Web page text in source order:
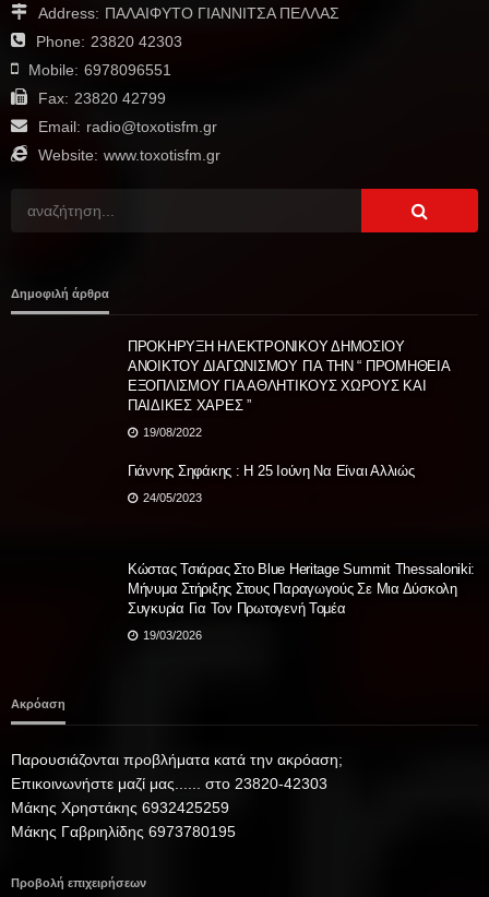
Address: ΠΑΛΑΙΦΥΤΟ ΓΙΑΝΝΙΤΣΑ ΠΕΛΛΑΣ
Phone: 23820 42303
Mobile: 6978096551
Fax: 23820 42799
Email: radio@toxotisfm.gr
Website: www.toxotisfm.gr
Δημοφιλή άρθρα
ΠΡΟΚΗΡΥΞΗ ΗΛΕΚΤΡΟΝΙΚΟΥ ΔΗΜΟΣΙΟΥ
ΑΝΟΙΚΤΟΥ ΔΙΑΓΩΝΙΣΜΟΥ ΓΙΑ ΤΗΝ “ ΠΡΟΜΗΘΕΙΑ
ΕΞΟΠΛΙΣΜΟΥ ΓΙΑ ΑΘΛΗΤΙΚΟΥΣ ΧΩΡΟΥΣ ΚΑΙ
ΠΑΙΔΙΚΕΣ ΧΑΡΕΣ ”
19/08/2022
Γιάννης Σηφάκης : Η 25 Ιούνη Να Είναι Αλλιώς
24/05/2023
Κώστας Τσιάρας Στο Blue Heritage Summit Thessaloniki:
Μήνυμα Στήριξης Στους Παραγωγούς Σε Μια Δύσκολη
Συγκυρία Για Τον Πρωτογενή Τομέα
19/03/2026
Ακρόαση
Παρουσιάζονται προβλήματα κατά την ακρόαση;
Επικοινωνήστε μαζί μας...... στο 23820-42303
Μάκης Χρηστάκης 6932425259
Μάκης Γαβριηλίδης 6973780195
Προβολή επιχειρήσεων